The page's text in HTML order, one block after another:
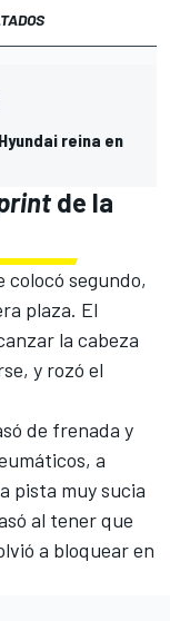
reina en
de la
colocó segundo,
plaza. El
la cabeza
y rozó el
de frenada y
a
pista muy sucia
al tener que
a bloquear en